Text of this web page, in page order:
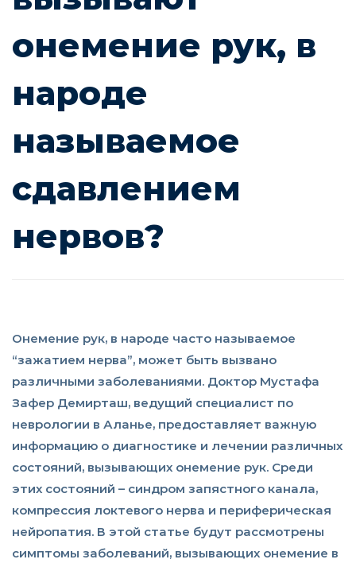
онемение рук, в
народе
называемое
сдавлением
нервов?
Онемение рук, в народе часто называемое
“зажатием нерва”, может быть вызвано
различными заболеваниями. Доктор Мустафа
Зафер Демирташ, ведущий специалист по
неврологии в Аланье, предоставляет важную
информацию о диагностике и лечении различных
состояний, вызывающих онемение рук. Среди
этих состояний – синдром запястного канала,
компрессия локтевого нерва и периферическая
нейропатия. В этой статье будут рассмотрены
симптомы заболеваний, вызывающих онемение в